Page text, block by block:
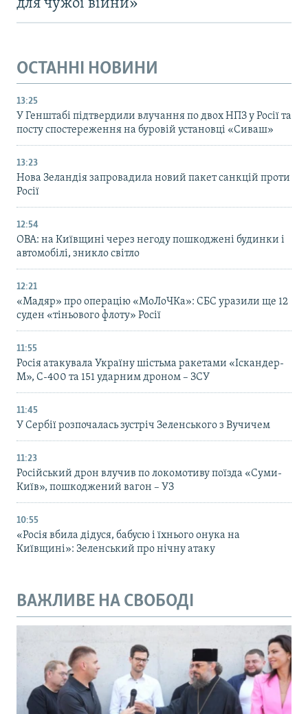
для чужої війни»
ОСТАННІ НОВИНИ
13:25
У Генштабі підтвердили влучання по двох НПЗ у Росії та
посту спостереження на буровій установці «Сиваш»
13:23
Нова Зеландія запровадила новий пакет санкцій проти
Росії
12:54
ОВА: на Київщині через негоду пошкоджені будинки і
автомобілі, зникло світло
12:21
«Мадяр» про операцію «МоЛоЧКа»: СБС уразили ще 12
суден «тіньового флоту» Росії
11:55
Росія атакувала Україну шістьма ракетами «Іскандер-
М», С-400 та 151 ударним дроном – ЗСУ
11:45
У Сербії розпочалась зустріч Зеленського з Вучичем
11:23
Російський дрон влучив по локомотиву поїзда «Суми-
Київ», пошкоджений вагон – УЗ
10:55
«Росія вбила дідуся, бабусю і їхнього онука на
Київщині»: Зеленський про нічну атаку
ВАЖЛИВЕ НА СВОБОДІ